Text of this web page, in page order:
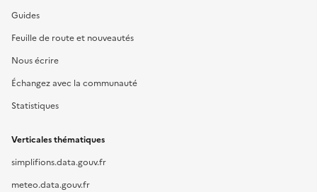
Guides
Feuille de route et nouveautés
Nous écrire
Échangez avec la communauté
Statistiques
Verticales thématiques
simplifions.data.gouv.fr
meteo.data.gouv.fr